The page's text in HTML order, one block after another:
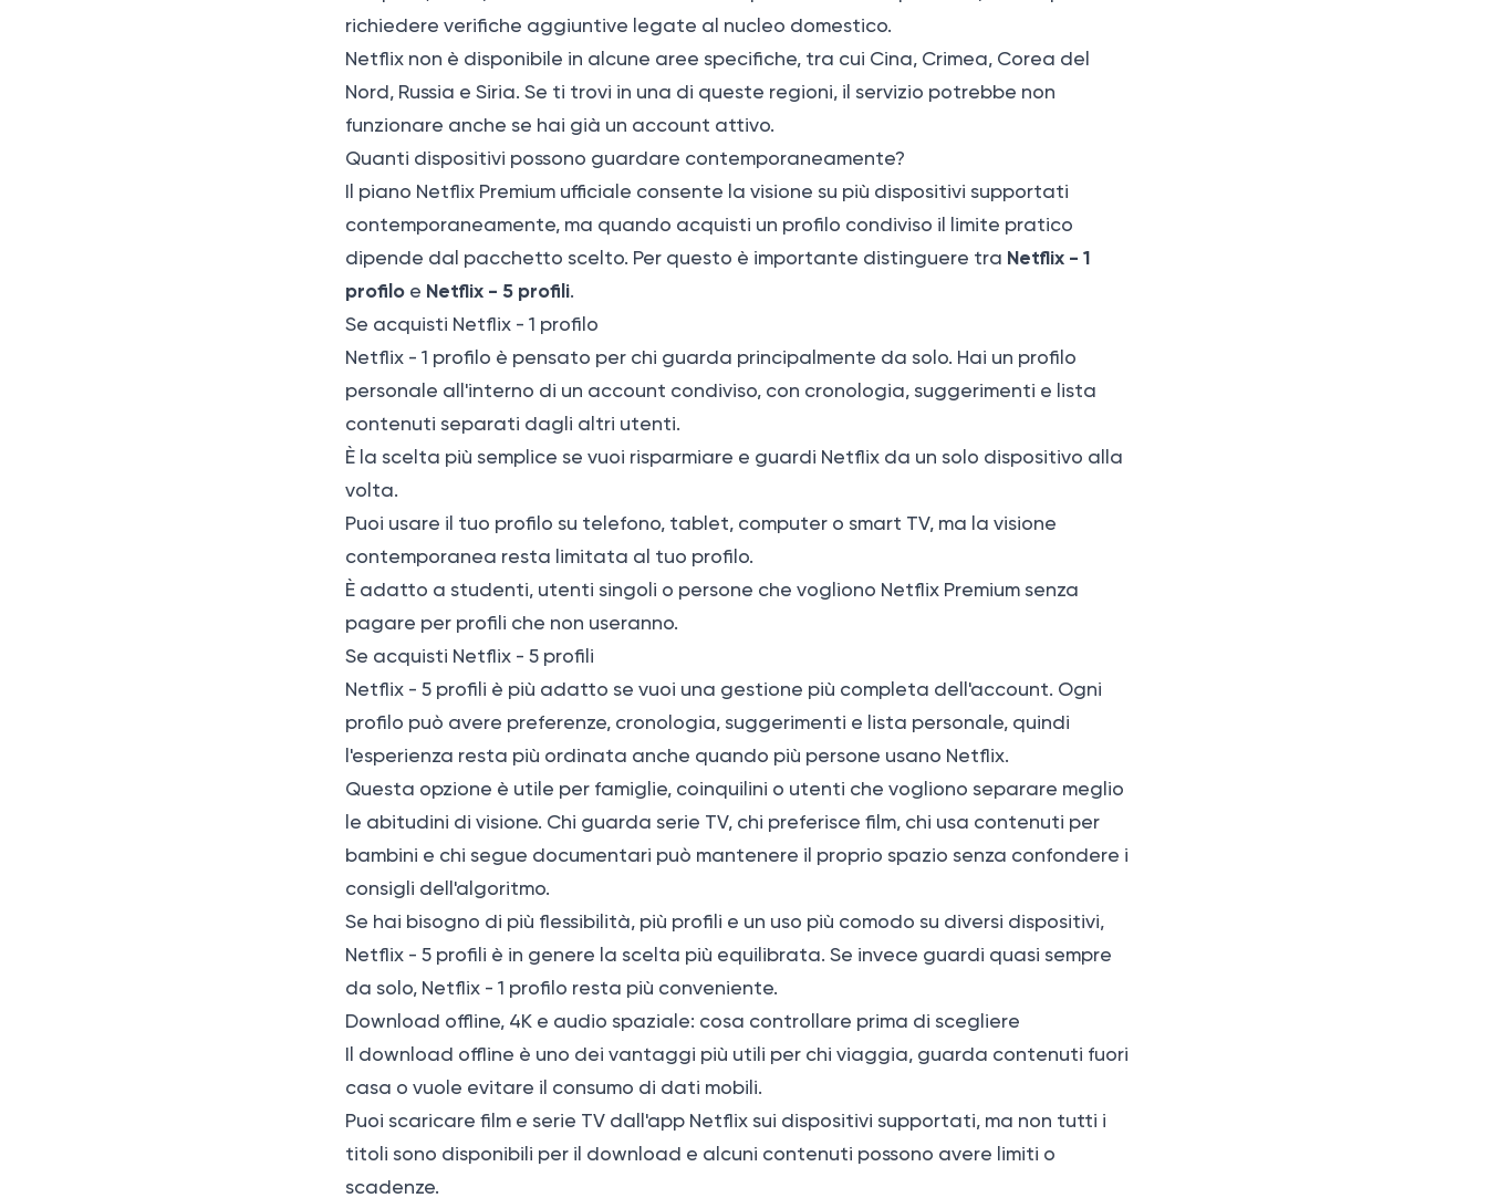
richiedere verifiche aggiuntive legate al nucleo domestico.
Netflix non è disponibile in alcune aree specifiche, tra cui Cina, Crimea, Corea del
Nord, Russia e Siria. Se ti trovi in una di queste regioni, il servizio potrebbe non
funzionare anche se hai già un account attivo.
Quanti dispositivi possono guardare contemporaneamente?
Il piano Netflix Premium ufficiale consente la visione su più dispositivi supportati
contemporaneamente, ma quando acquisti un profilo condiviso il limite pratico
dipende dal pacchetto scelto. Per questo è importante distinguere tra Netflix - 1
profilo e Netflix - 5 profili.
Se acquisti Netflix - 1 profilo
Netflix - 1 profilo è pensato per chi guarda principalmente da solo. Hai un profilo
personale all'interno di un account condiviso, con cronologia, suggerimenti e lista
contenuti separati dagli altri utenti.
È la scelta più semplice se vuoi risparmiare e guardi Netflix da un solo dispositivo alla
volta.
Puoi usare il tuo profilo su telefono, tablet, computer o smart TV, ma la visione
contemporanea resta limitata al tuo profilo.
È adatto a studenti, utenti singoli o persone che vogliono Netflix Premium senza
pagare per profili che non useranno.
Se acquisti Netflix - 5 profili
Netflix - 5 profili è più adatto se vuoi una gestione più completa dell'account. Ogni
profilo può avere preferenze, cronologia, suggerimenti e lista personale, quindi
l'esperienza resta più ordinata anche quando più persone usano Netflix.
Questa opzione è utile per famiglie, coinquilini o utenti che vogliono separare meglio
le abitudini di visione. Chi guarda serie TV, chi preferisce film, chi usa contenuti per
bambini e chi segue documentari può mantenere il proprio spazio senza confondere i
consigli dell'algoritmo.
Se hai bisogno di più flessibilità, più profili e un uso più comodo su diversi dispositivi,
Netflix - 5 profili è in genere la scelta più equilibrata. Se invece guardi quasi sempre
da solo, Netflix - 1 profilo resta più conveniente.
Download offline, 4K e audio spaziale: cosa controllare prima di scegliere
Il download offline è uno dei vantaggi più utili per chi viaggia, guarda contenuti fuori
casa o vuole evitare il consumo di dati mobili.
Puoi scaricare film e serie TV dall'app Netflix sui dispositivi supportati, ma non tutti i
titoli sono disponibili per il download e alcuni contenuti possono avere limiti o
scadenze.